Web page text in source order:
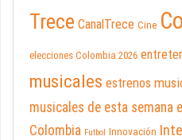
Trece CanalTrece Cine
elecciones Colombia 2026
musicales estrenos
musicales de esta semana
Colombia Futbol Innovación